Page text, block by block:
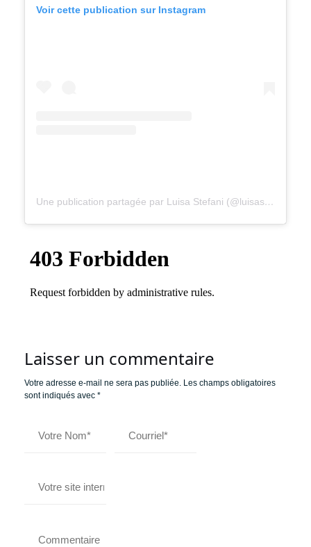
Voir cette publication sur Instagram
Une publication partagée par Luisa Stefani (@luisastefani)
Laisser un commentaire
Votre adresse e-mail ne sera pas publiée. Les champs obligatoires
sont indiqués avec *